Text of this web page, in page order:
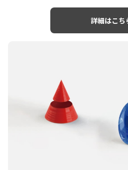
詳細はこち